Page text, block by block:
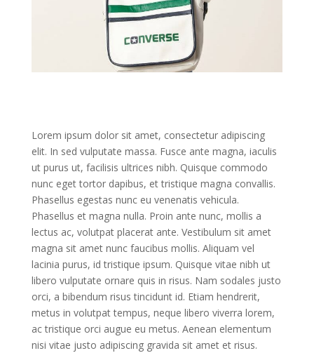
Lorem ipsum dolor sit amet, consectetur adipiscing
elit. In sed vulputate massa. Fusce ante magna, iaculis
ut purus ut, facilisis ultrices nibh. Quisque commodo
nunc eget tortor dapibus, et tristique magna convallis.
Phasellus egestas nunc eu venenatis vehicula.
Phasellus et magna nulla. Proin ante nunc, mollis a
lectus ac, volutpat placerat ante. Vestibulum sit amet
magna sit amet nunc faucibus mollis. Aliquam vel
lacinia purus, id tristique ipsum. Quisque vitae nibh ut
libero vulputate ornare quis in risus. Nam sodales justo
orci, a bibendum risus tincidunt id. Etiam hendrerit,
metus in volutpat tempus, neque libero viverra lorem,
ac tristique orci augue eu metus. Aenean elementum
nisi vitae justo adipiscing gravida sit amet et risus.